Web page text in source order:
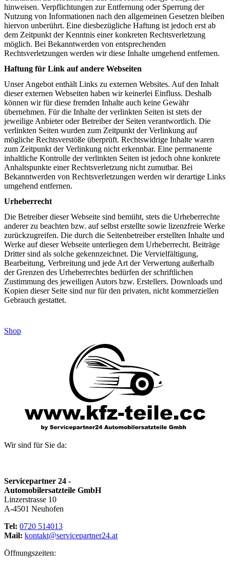
hinweisen. Verpflichtungen zur Entfernung oder Sperrung der
Nutzung von Informationen nach den allgemeinen Gesetzen bleiben
hiervon unberührt. Eine diesbezügliche Haftung ist jedoch erst ab
dem Zeitpunkt der Kenntnis einer konkreten Rechtsverletzung
möglich. Bei Bekanntwerden von entsprechenden
Rechtsverletzungen werden wir diese Inhalte umgehend entfernen.
Haftung für Link auf andere Webseiten
Unser Angebot enthält Links zu externen Websites. Auf den Inhalt
dieser externen Webseiten haben wir keinerlei Einfluss. Deshalb
können wir für diese fremden Inhalte auch keine Gewähr
übernehmen. Für die Inhalte der verlinkten Seiten ist stets der
jeweilige Anbieter oder Betreiber der Seiten verantwortlich. Die
verlinkten Seiten wurden zum Zeitpunkt der Verlinkung auf
mögliche Rechtsverstöße überprüft. Rechtswidrige Inhalte waren
zum Zeitpunkt der Verlinkung nicht erkennbar. Eine permanente
inhaltliche Kontrolle der verlinkten Seiten ist jedoch ohne konkrete
Anhaltspunkte einer Rechtsverletzung nicht zumutbar. Bei
Bekanntwerden von Rechtsverletzungen werden wir derartige Links
umgehend entfernen.
Urheberrecht
Die Betreiber dieser Webseite sind bemüht, stets die Urheberrechte
anderer zu beachten bzw. auf selbst erstellte sowie lizenzfreie Werke
zurückzugreifen. Die durch die Seitenbetreiber erstellten Inhalte und
Werke auf dieser Webseite unterliegen dem Urheberrecht. Beiträge
Dritter sind als solche gekennzeichnet. Die Vervielfältigung,
Bearbeitung, Verbreitung und jede Art der Verwertung außerhalb
der Grenzen des Urheberrechtes bedürfen der schriftlichen
Zustimmung des jeweiligen Autors bzw. Erstellers. Downloads und
Kopien dieser Seite sind nur für den privaten, nicht kommerziellen
Gebrauch gestattet.
Shop
Wir sind für Sie da:
Servicepartner 24 -
Automobilersatzteile GmbH
Linzerstrasse 10
A-4501 Neuhofen
Tel: 0720 514013
Mail: kontakt@servicepartner24.at
Öffnungszeiten: